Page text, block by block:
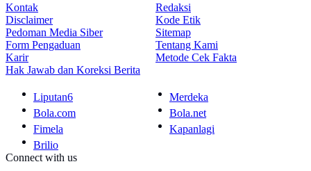
Kontak
Redaksi
Disclaimer
Kode Etik
Pedoman Media Siber
Sitemap
Form Pengaduan
Tentang Kami
Karir
Metode Cek Fakta
Hak Jawab dan Koreksi Berita
Liputan6
Merdeka
Bola.com
Bola.net
Fimela
Kapanlagi
Brilio
Connect with us